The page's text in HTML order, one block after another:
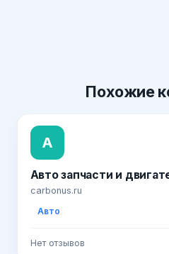
Похожие
А
Авто запчасти и
carbonus.ru
Авто
Нет отзывов